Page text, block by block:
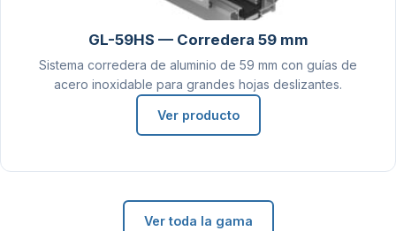
GL-59HS — Corredera 59 mm
Sistema corredera de aluminio de 59 mm con guías de
acero inoxidable para grandes hojas deslizantes.
Ver producto
Ver toda la gama